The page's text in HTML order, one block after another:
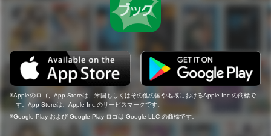
Appleのロゴ、App Storeは、米国もしくはその他の国や地域におけるApple Inc.の商標で
す。App Storeは、Apple Inc.のサービスマークです。
Google Play および Google Play ロゴは Google LLC の商標です。